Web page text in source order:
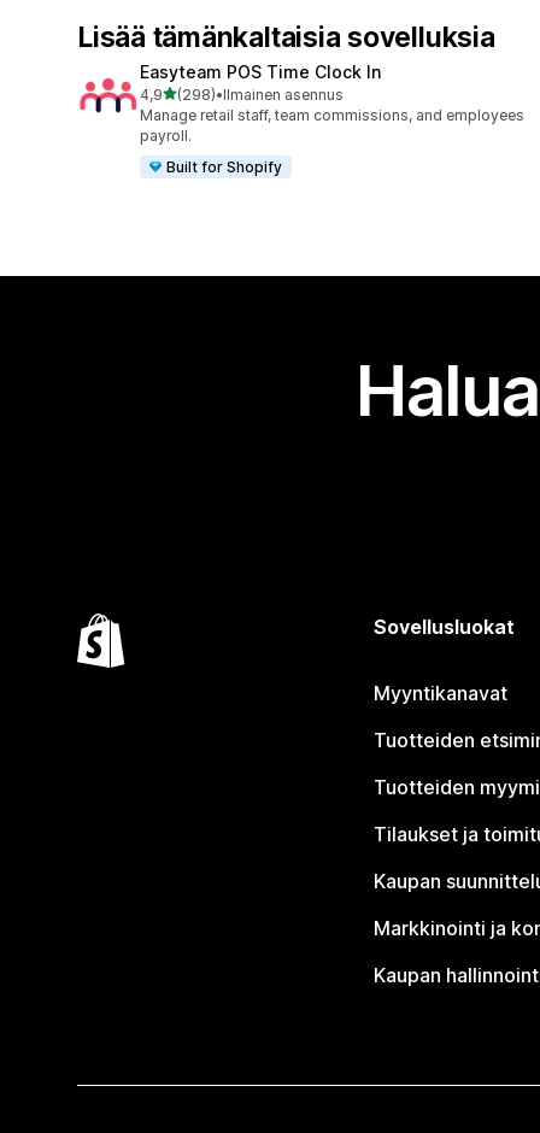
Lisää tämänkaltaisia sovelluksia
Easyteam POS Time Clock In
4,9/ 5 tähteä
(298)
298 arvostelua yhteensä
•Ilmainen asennus
Manage retail staff, team commissions, and employees
payroll.
Built for Shopify
Sovellusluokat
Myyntikanavat
Tuotteiden
Tuotteiden
Tilaukset ja
Kaupan
Markkinointi ja
Kaupan